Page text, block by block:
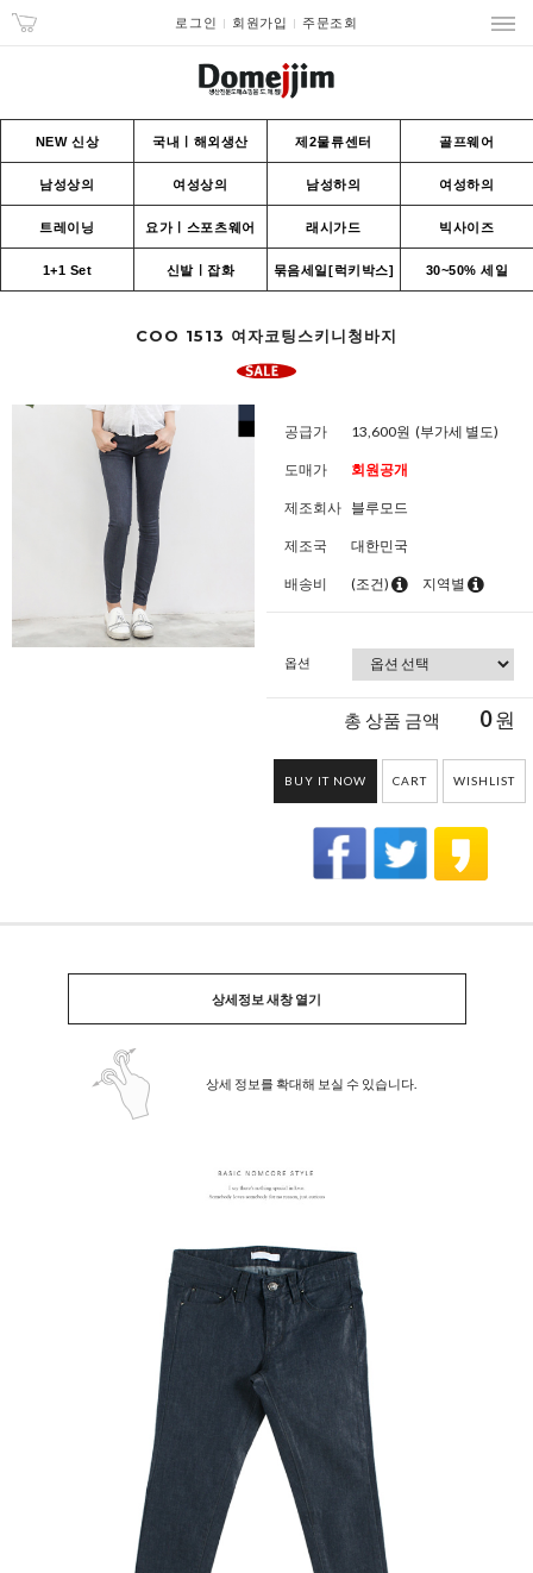
로그인 회원가입 주문조회
NEW 신상 국내ㅣ해외생산 제2물류센터 골프웨어
남성상의 여성상의 남성하의 여성하의
트레이닝 요가ㅣ스포츠웨어 래시가드 빅사이즈
1+1 Set 신발ㅣ잡화 묶음세일[럭키박스] 30~50% 세일
COO 1513 여자코팅스키니청바지
공급가 13,600원 (부가세 별도)
도매가 회원공개
제조회사 블루모드
제조국 대한민국
배송비 (조건) 지역별
옵션
총 상품 금액 0원
BUY IT NOW CART WISHLIST
상세정보 새창 열기
상세 정보를 확대해 보실 수 있습니다.